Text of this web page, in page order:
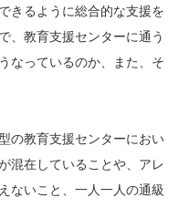
きるように総合的な支援を
、教育支援センターに通う
なっているのか、また、そ
教育支援センターにおい
混在していることや、アレ
ないこと、一人一人の通級